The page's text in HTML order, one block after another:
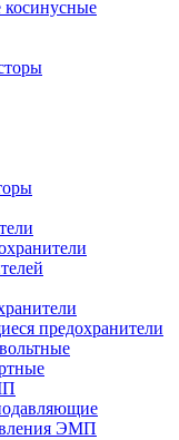
косинусные
предохранители
ЭМП